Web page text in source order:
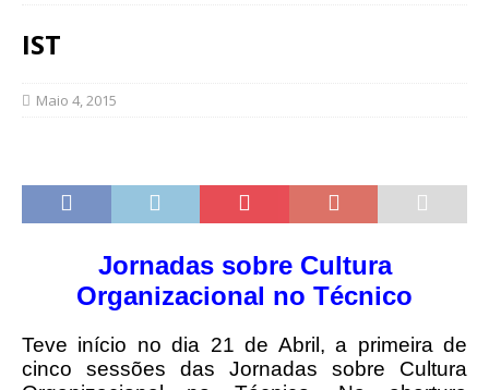
IST
Maio 4, 2015
Jornadas sobre Cultura
Organizacional no Técnico
Teve início no dia 21 de Abril, a primeira de
cinco sessões das Jornadas sobre Cultura